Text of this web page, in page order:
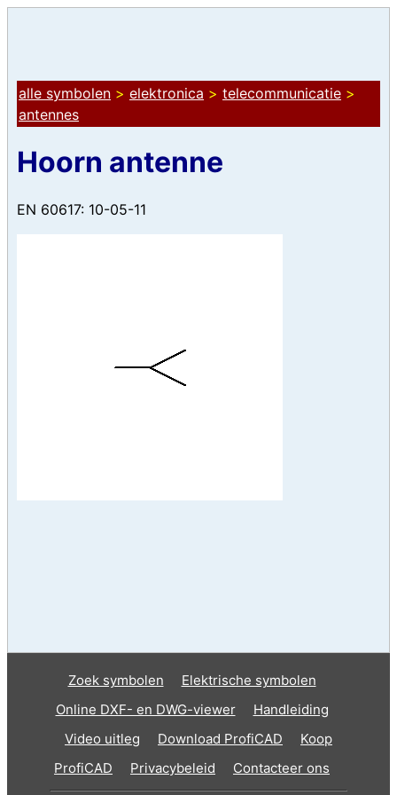
alle symbolen > elektronica > telecommunicatie >
antennes
Hoorn antenne
EN 60617: 10-05-11
Zoek symbolen
Elektrische symbolen
Online DXF- en DWG-viewer
Handleiding
Video uitleg
Download ProfiCAD
Koop
ProfiCAD
Privacybeleid Contacteer ons